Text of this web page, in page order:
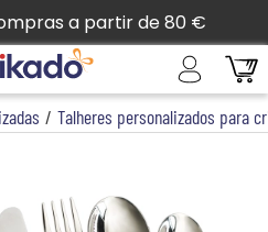
a partir de 80 €
/ Talheres personalizados para